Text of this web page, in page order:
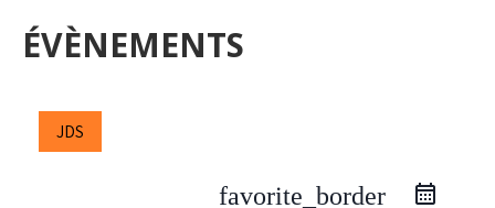
ÉVÈNEMENTS
JDS
favorite_border